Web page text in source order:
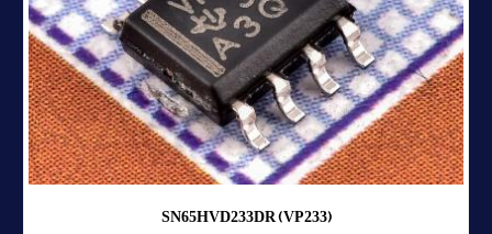
SN65HVD233DR (VP233)